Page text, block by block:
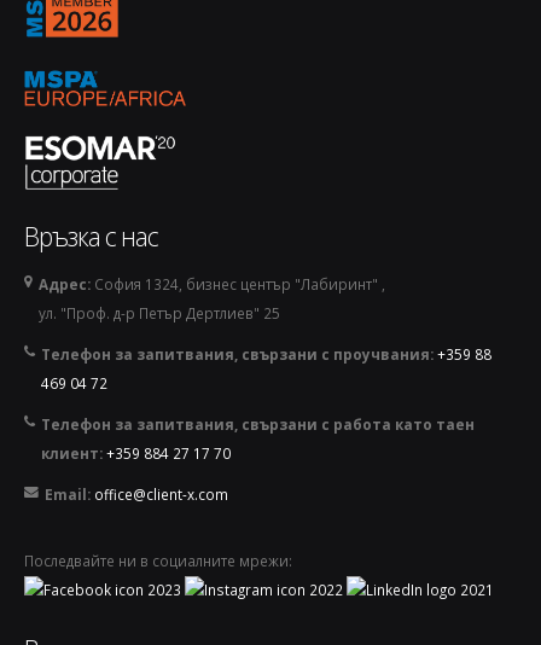
Връзка с нас
Адрес: София 1324, бизнес център "Лабиринт" ,
ул. "Проф. д-р Петър Дертлиев" 25
Телефон за запитвания, свързани с проучвания:+359 88
469 04 72
Телефон за запитвания, свързани с работа като таен
клиент:+359 884 27 17 70
Email: office@client-x.com
Последвайте ни в социалните мрежи: